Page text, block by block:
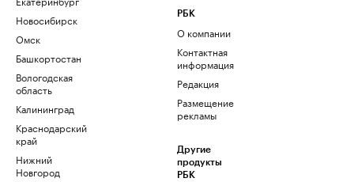
Новосибирск
Омск
Башкортостан
Вологодская
область
Калининград
Краснодарский
край
Нижний
Новгород
РБК
О компании
Контактная
информация
Редакция
Размещение
рекламы
Другие
продукты
РБК